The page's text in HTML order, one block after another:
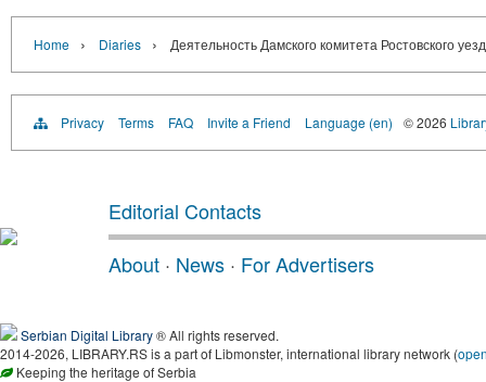
Home › Diaries › Деятельность Дамского комитета Ростовского
Privacy Terms FAQ Invite a Friend Language (en) © 2026
Editorial Contacts
About · News · For Advertisers
Serbian Digital Library® All rights reserved.
2014-2026, LIBRARY.RS is a part of Libmonster, international library network (
Keeping the heritage of Serbia